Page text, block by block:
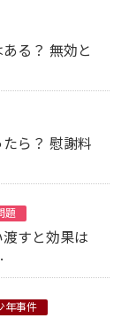
る？ 無効と
ら？ 慰謝料
題
すと効果は
年事件